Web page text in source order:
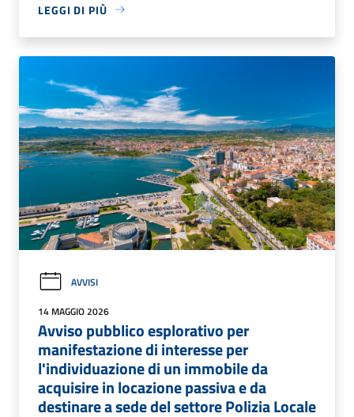
LEGGI DI PIÙ
AVVISI
14 MAGGIO 2026
Avviso pubblico esplorativo per
manifestazione di interesse per
l'individuazione di un immobile da
acquisire in locazione passiva e da
destinare a sede del settore Polizia Locale